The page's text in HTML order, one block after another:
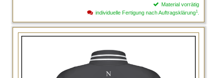
Material vorrätig
individuelle Fertigung nach Auftragsklärung1